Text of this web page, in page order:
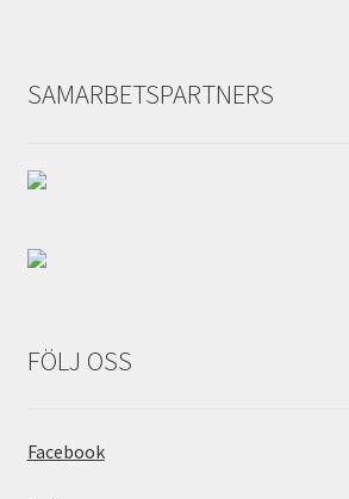
SAMARBETSPARTNERS
FÖLJ OSS
Facebook